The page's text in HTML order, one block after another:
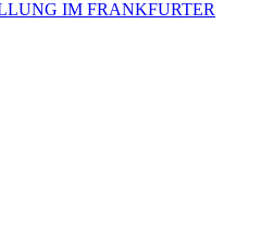
IM FRANKFURTER